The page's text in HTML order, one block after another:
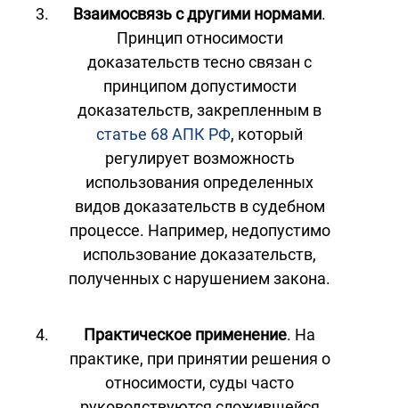
Взаимосвязь с другими нормами.
Принцип относимости
доказательств тесно связан с
принципом допустимости
доказательств, закрепленным в
статье 68 АПК РФ, который
регулирует возможность
использования определенных
видов доказательств в судебном
процессе. Например, недопустимо
использование доказательств,
полученных с нарушением закона.
Практическое применение. На
практике, при принятии решения о
относимости, суды часто